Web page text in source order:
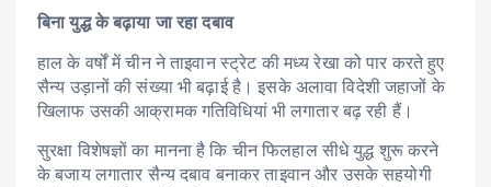
बिना युद्ध के बढ़ाया जा रहा दबाव
हाल के वर्षों में चीन ने ताइवान स्ट्रेट की मध्य रेखा को पार करते हुए
सैन्य उड़ानों की संख्या भी बढ़ाई है। इसके अलावा विदेशी जहाजों के
खिलाफ उसकी आक्रामक गतिविधियां भी लगातार बढ़ रही हैं।
सुरक्षा विशेषज्ञों का मानना है कि चीन फिलहाल सीधे युद्ध शुरू करने
के बजाय लगातार सैन्य दबाव बनाकर ताइवान और उसके सहयोगी